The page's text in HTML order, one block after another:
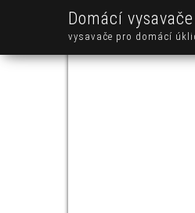
Domácí vysavače
vysavače pro domácí